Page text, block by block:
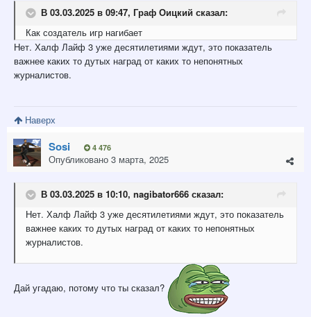
В 03.03.2025 в 09:47, Граф Оицкий сказал:
Как создатель игр нагибает
Нет. Халф Лайф 3 уже десятилетиями ждут, это показатель
важнее каких то дутых наград от каких то непонятных
журналистов.
Наверх
Sosi 4 476
Опубликовано 3 марта, 2025
В 03.03.2025 в 10:10, nagibator666 сказал:
Нет. Халф Лайф 3 уже десятилетиями ждут, это показатель
важнее каких то дутых наград от каких то непонятных
журналистов.
Дай угадаю, потому что ты сказал?